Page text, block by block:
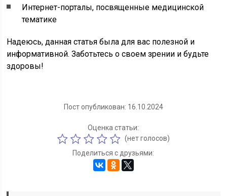
Интернет-порталы, посвященные медицинской
тематике
Надеюсь, данная статья была для вас полезной и
информативной. Заботьтесь о своем зрении и будьте
здоровы!
Пост опубликован: 16.10.2024
Оценка статьи:
(нет голосов)
Поделиться с друзьями: